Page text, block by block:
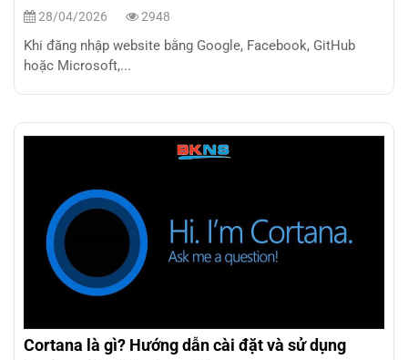
28/04/2026 2948
Khi đăng nhập website bằng Google, Facebook, GitHub
hoặc Microsoft,...
Cortana là gì? Hướng dẫn cài đặt và sử dụng